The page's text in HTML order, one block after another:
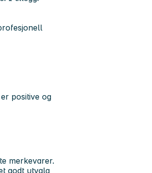
positive og
merkevarer.
godt utvalg